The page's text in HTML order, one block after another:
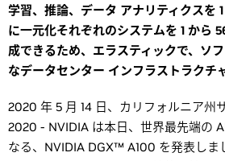
学習、推論、データ アナリティクスを
に一元化それぞれのシステムを 1 から
成できるため、エラスティックで、ソ
なデータセンター インフラストラクチ
2020 年 5 月 14 日、カリフォルニア州
2020 - NVIDIA は本日、世界最先端の
なる、NVIDIA DGX™ A100 を発表しま